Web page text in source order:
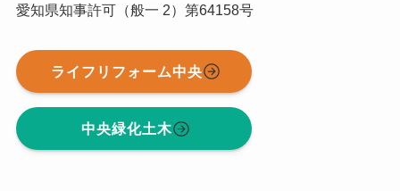
愛知県知事許可（般一 2）第64158号
ライフリフォーム中央
中央緑化土木